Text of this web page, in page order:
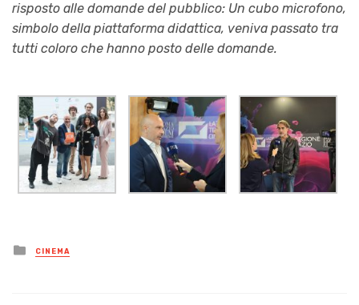
risposto alle domande del pubblico: Un cubo microfono,
simbolo della piattaforma didattica, veniva passato tra
tutti coloro che hanno posto delle domande.
Posted
in
CINEMA